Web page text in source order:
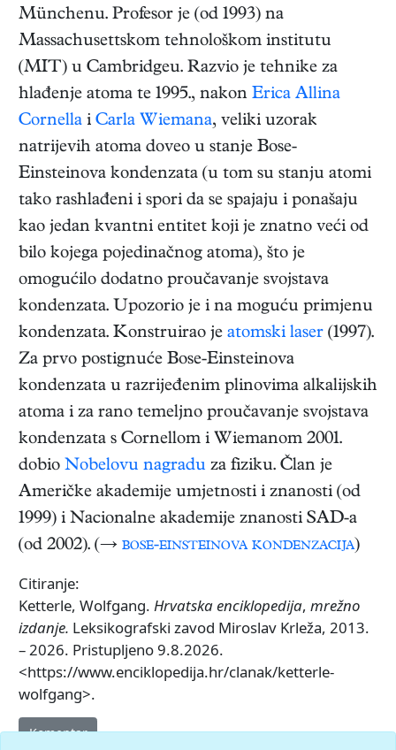
Münchenu. Profesor je (od 1993) na
Massachusettskom tehnološkom institutu
(MIT) u Cambridgeu. Razvio je tehnike za
hlađenje atoma te 1995., nakon Erica Allina
Cornella i Carla Wiemana, veliki uzorak
natrijevih atoma doveo u stanje Bose-
Einsteinova kondenzata (u tom su stanju atomi
tako rashlađeni i spori da se spajaju i ponašaju
kao jedan kvantni entitet koji je znatno veći od
bilo kojega pojedinačnog atoma), što je
omogućilo dodatno proučavanje svojstava
kondenzata. Upozorio je i na moguću primjenu
kondenzata. Konstruirao je atomski laser (1997).
Za prvo postignuće Bose-Einsteinova
kondenzata u razrijeđenim plinovima alkalijskih
atoma i za rano temeljno proučavanje svojstava
kondenzata s Cornellom i Wiemanom 2001.
dobio Nobelovu nagradu za fiziku. Član je
Američke akademije umjetnosti i znanosti (od
1999) i Nacionalne akademije znanosti SAD-a
(od 2002). (→ bose-einsteinova kondenzacija)
Citiranje:
Ketterle, Wolfgang. Hrvatska enciklopedija, mrežno
izdanje. Leksikografski zavod Miroslav Krleža, 2013.
– 2026. Pristupljeno 9.8.2026.
<https://www.enciklopedija.hr/clanak/ketterle-
wolfgang>.
Komentar